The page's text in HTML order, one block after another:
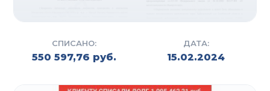
СПИСАНО:
550 597,76 руб.
ДАТА:
15.02.2024